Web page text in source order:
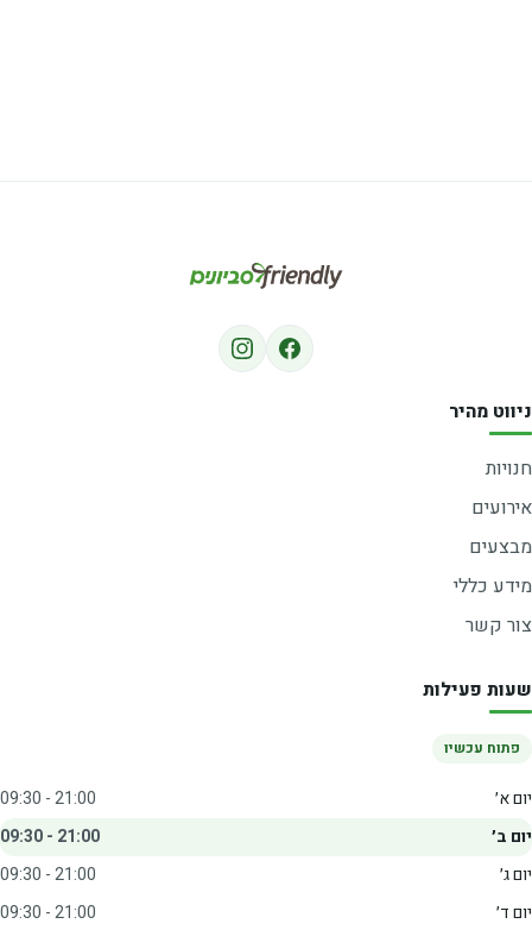
ניווט מהיר
חנויות
אירועים
מבצעים
מידע כללי
צור קשר
שעות פעילות
פתוח עכשיו
יום א׳
09:30 - 21:00
יום ב׳
09:30 - 21:00
יום ג׳
09:30 - 21:00
יום ד׳
09:30 - 21:00